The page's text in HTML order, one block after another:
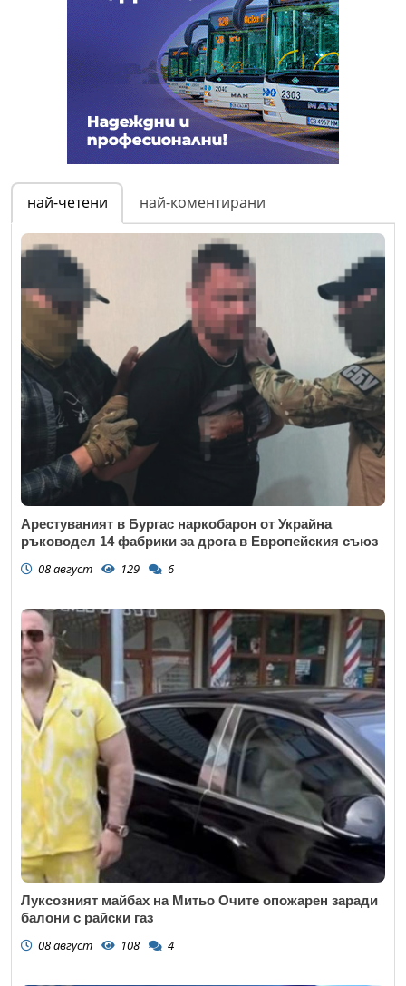
най-четени най-коментирани
Арестуваният в Бургас наркобарон от Украйна
ръководел 14 фабрики за дрога в Европейския съюз
08 август 129 6
Луксозният майбах на Митьо Очите опожарен заради
балони с райски газ
08 август 108 4